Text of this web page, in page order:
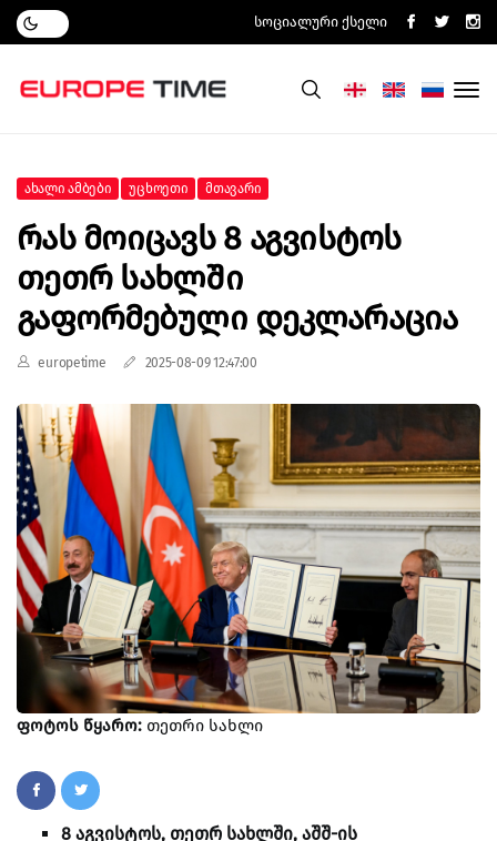
Სოციალური Ქსელი
Ახალი Ამბები Უცხოეთი Მთავარი
Რას Მოიცავს 8 Აგვისტოს
Თეთრ Სახლში
Გაფორმებული Დეკლარაცია
europetime 2025-08-09 12:47:00
ფოტოს წყარო: თეთრი სახლი
8 აგვისტოს, თეთრ სახლში, აშშ-ის